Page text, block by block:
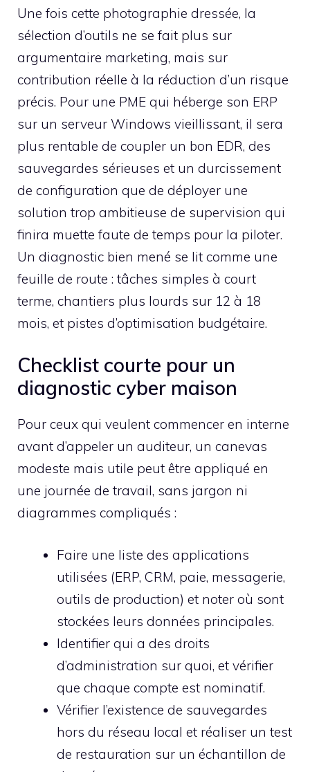
Une fois cette photographie dressée, la
sélection d’outils ne se fait plus sur
argumentaire marketing, mais sur
contribution réelle à la réduction d’un risque
précis. Pour une PME qui héberge son ERP
sur un serveur Windows vieillissant, il sera
plus rentable de coupler un bon EDR, des
sauvegardes sérieuses et un durcissement
de configuration que de déployer une
solution trop ambitieuse de supervision qui
finira muette faute de temps pour la piloter.
Un diagnostic bien mené se lit comme une
feuille de route : tâches simples à court
terme, chantiers plus lourds sur 12 à 18
mois, et pistes d’optimisation budgétaire.
Checklist courte pour un
diagnostic cyber maison
Pour ceux qui veulent commencer en interne
avant d’appeler un auditeur, un canevas
modeste mais utile peut être appliqué en
une journée de travail, sans jargon ni
diagrammes compliqués :
Faire une liste des applications
utilisées (ERP, CRM, paie, messagerie,
outils de production) et noter où sont
stockées leurs données principales.
Identifier qui a des droits
d’administration sur quoi, et vérifier
que chaque compte est nominatif.
Vérifier l’existence de sauvegardes
hors du réseau local et réaliser un test
de restauration sur un échantillon de